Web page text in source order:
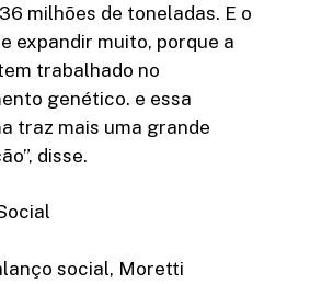
milhões de toneladas. E o
expandir muito, porque a
trabalhado no
genético. e essa
traz mais uma grande
disse.
social, Moretti